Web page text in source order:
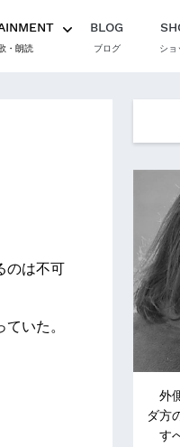
・朗読
BLOG
ブログ ショ
のは不可
いた。
外
ダ方
す